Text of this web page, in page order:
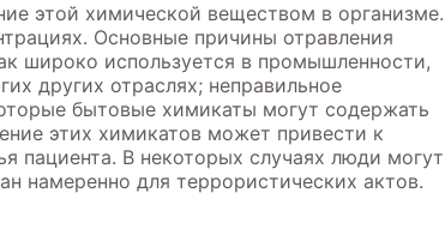
этой химической веществом в организме.
Основные причины отравления
широко используется в промышленности,
других отраслях; неправильное
бытовые химикаты могут содержать
этих химикатов может привести к
пациента. В некоторых случаях люди могут
намеренно для террористических актов.